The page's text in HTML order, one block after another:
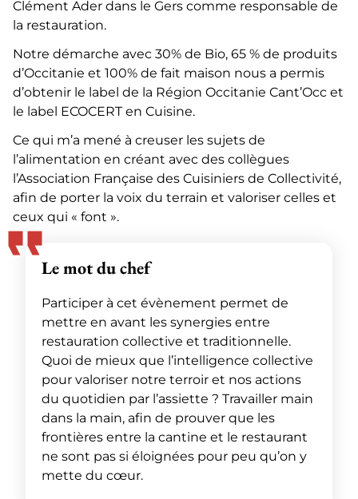
Clément Ader dans le Gers comme responsable de
la restauration.
Notre démarche avec 30% de Bio, 65 % de produits
d’Occitanie et 100% de fait maison nous a permis
d’obtenir le label de la Région Occitanie Cant’Occ et
le label ECOCERT en Cuisine.
Ce qui m’a mené à creuser les sujets de
l’alimentation en créant avec des collègues
l’Association Française des Cuisiniers de Collectivité,
afin de porter la voix du terrain et valoriser celles et
ceux qui « font ».
Le mot du chef
Participer à cet évènement permet de
mettre en avant les synergies entre
restauration collective et traditionnelle.
Quoi de mieux que l’intelligence collective
pour valoriser notre terroir et nos actions
du quotidien par l’assiette ? Travailler main
dans la main, afin de prouver que les
frontières entre la cantine et le restaurant
ne sont pas si éloignées pour peu qu’on y
mette du cœur.